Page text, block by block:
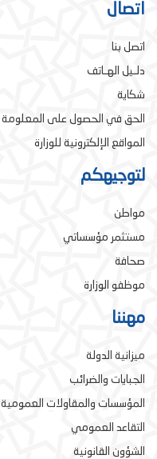
اتصال
اتصل بنا
دلـيل الهـاتف
شكاية
الحق في الحصول على المعلومة
المواقع الإلكترونية للوزارة
لتوجيهكم
مواطن
مستثمر مؤسساتي
صحافة
موظفو الوزارة
مهننا
ميزانية الدولة
الجبايات والضرائب
المؤسسات والمقاولات العمومية
التقاعد العمومي
الشؤون القانونية